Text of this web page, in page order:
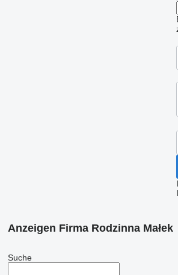
Anzeigen Firma Rodzinna Małek
Suche